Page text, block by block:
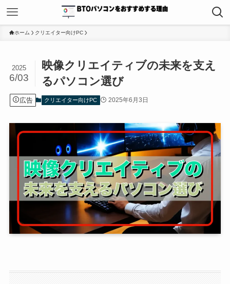
ホーム クリエイター向けPC
映像クリエイティブの未来を支え
るパソコン選び
2025
6/03
広告 クリエイター向けPC 2025年6月3日